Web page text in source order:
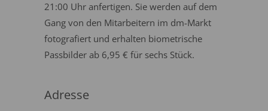
21:00 Uhr anfertigen. Sie werden auf dem
Gang von den Mitarbeitern im dm-Markt
fotografiert und erhalten biometrische
Passbilder ab 6,95 € für sechs Stück.
Adresse